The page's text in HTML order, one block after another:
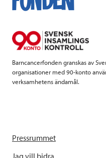
k
Barncancerfonden granskas av
organisationer med 90-konto
verksamhetens ändamål.
Pressrummet